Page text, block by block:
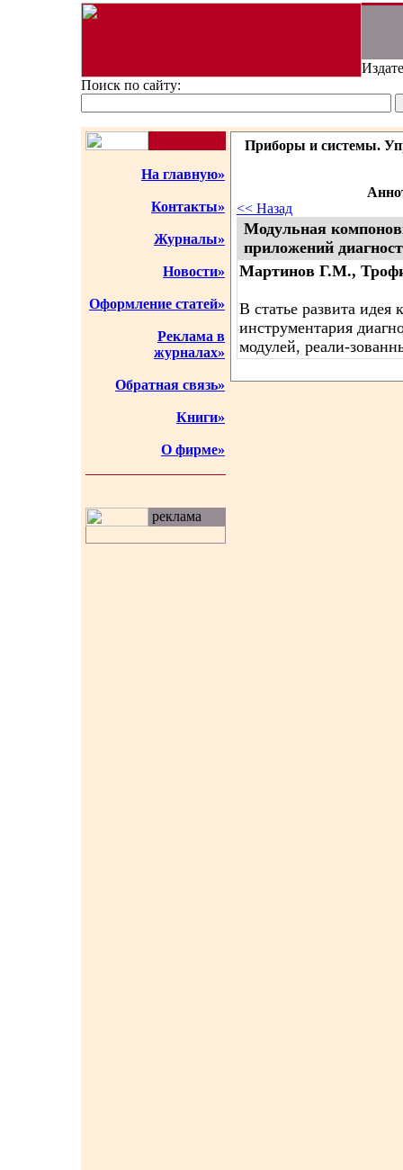
Поиск по сайту:
На главную»
Контакты»
Журналы»
Новости»
Оформление статей»
Реклама в
журналах»
Обратная связь»
Книги»
О фирме»
реклама
Приборы и системы.
<< Назад
Модульная
приложений
Мартинов Г.М.,
В статье развита
инструментария
модулей, реали-